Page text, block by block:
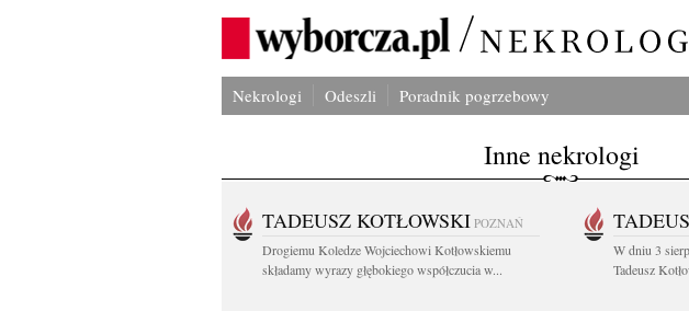
Nekrologi Odeszli Poradnik pogrzebowy
Inne nekrologi
TADEUSZ KOTŁOWSKI POZNAŃ
Drogiemu Koledze Wojciechowi Kotłowskiemu
składamy wyrazy głębokiego współczucia w...
W dniu 3
Tadeusz